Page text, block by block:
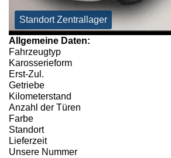
Standort Zentrallager
Allgemeine Daten:
Fahrzeugtyp
Karosserieform
Erst-Zul.
Getriebe
Kilometerstand
Anzahl der Türen
Farbe
Standort
Lieferzeit
Unsere Nummer